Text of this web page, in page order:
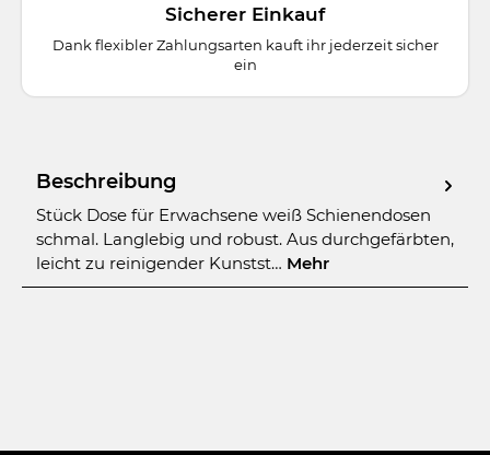
Sicherer Einkauf
Dank flexibler Zahlungsarten kauft ihr jederzeit sicher
ein
Beschreibung
Stück Dose für Erwachsene weiß Schienendosen
schmal. Langlebig und robust. Aus durchgefärbten,
leicht zu reinigender Kunstst… Mehr